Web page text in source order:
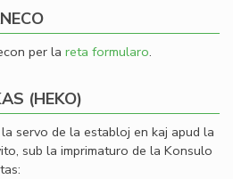
per la reta formularo.
(HEKO)
servo de la establoj en kaj apud la
sub la imprimaturo de la Konsulo